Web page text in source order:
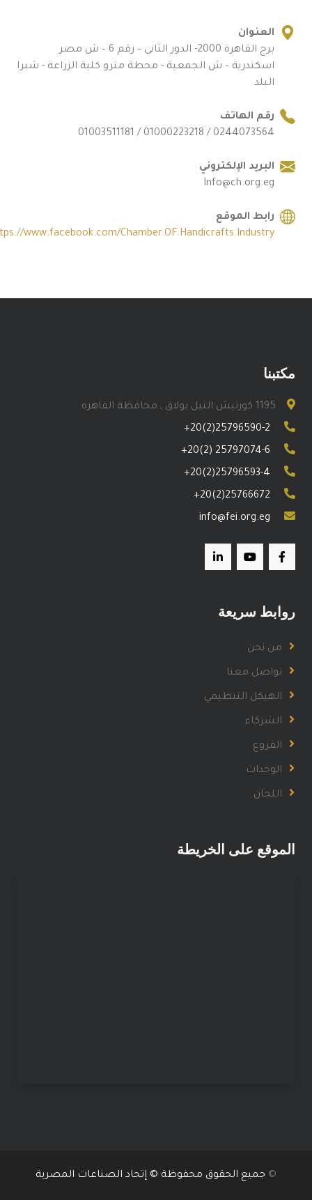
العنوان
برج القاهرة 2000- الدور الثانى – رقم 6 – ش مصر
اسكندرية – ش الجمعية - محطة مترو كلية الزراعة - شبرا
البلد
رقم الهاتف
0244073564 / 01000223218 / 01003511181
البريد الإلكتروني
Info@ch.org.eg
رابط الموقع
https://www.facebook.com/Chamber.OF.Handicrafts.Industry
مكتبنا
1195 كورنيش النيل بولاق , محافظة القاهره
+20(2)25796590-2
+20(2) 25797074-6
+20(2)25796593-4
+20(2)25766672
info@fei.org.eg
روابط سريعة
من نحن
تواصل معنا
الهيكل التنظيمي
الشركاء
الفروع
الوحدات
اللجان
الموقع على الخريطة
جميع الحقوق محفوظة © إتحاد الصناعات المصرية